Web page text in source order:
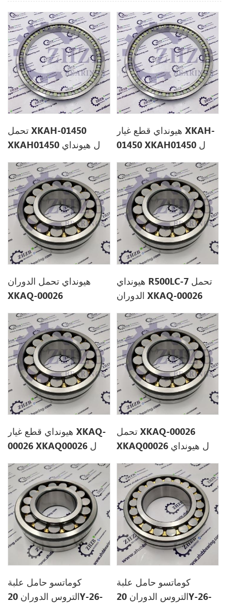
تحمل XKAH-01450
XKAH01450 ل هيونداي
هيونداي قطع غيار XKAH-
01450 XKAH01450 ل
هيونداي تحمل الدوران
XKAQ-00026
7
هيونداي R500LC-7 تحمل
الدوران XKAQ-00026
هيونداي قطع غيار XKAQ-
00026 XKAQ00026 ل
تحمل XKAQ-00026
XKAQ00026 ل هيونداي
كوماتسو حامل علبة
التروس الدوران 20Y-26-
كوماتسو حامل علبة
التروس الدوران 20Y-26-